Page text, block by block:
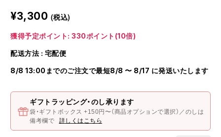
¥3,300 (税込)
獲得予定ポイント: 330ポイント(10倍)
配送方法 : 宅配便
8/8 13:00までのご注文で最短8/8 〜 8/17 に発送いたします
ギフトラッピング・のし承ります
袋・ギフトボックス +150円〜（商品オプションで選択）／のしは
備考欄で
詳しくはこちら